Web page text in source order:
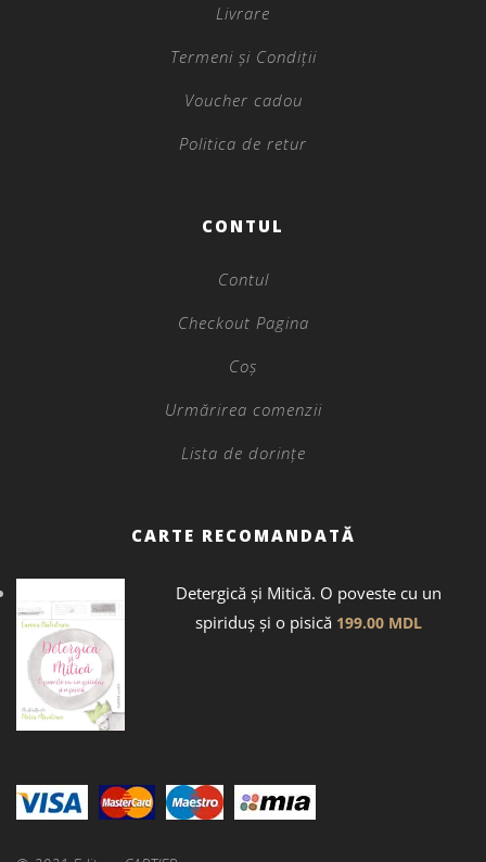
Livrare
Termeni și Condiții
Voucher cadou
Politica de retur
CONTUL
Contul
Checkout Pagina
Coș
Urmărirea comenzii
Lista de dorințe
CARTE RECOMANDATĂ
Detergică și Mitică. O poveste cu un
spiriduș și o pisică 199.00 MDL